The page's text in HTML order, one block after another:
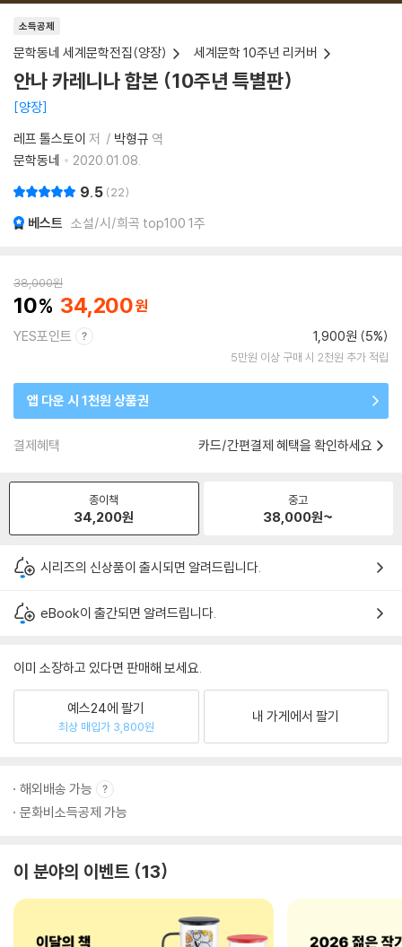
소득공제
문학동네 세계문학전집(양장) 세계문학 10주년 리커버
안나 카레니나 합본 (10주년 특별판)
양장
레프 톨스토이 저 박형규 역
문학동네
2020.01.08.
9.5 22
베스트 소설/시/희곡 top100 1주
38,000원
10 34,200
YES포인트 1,900원 (5%)
5만원 이상 구매 시 2천원 추가 적립
앱 다운 시 1천원 상품권
결제혜택 카드/간편결제 혜택을 확인하세요
종이책
34,200원
중고
38,000원~
시리즈의 신상품이 출시되면 알려드립니다.
eBook이 출간되면 알려드립니다.
이미 소장하고 있다면 판매해 보세요.
예스24에 팔기
최상 매입가 3,800원
내 가게에서 팔기
해외배송 가능
문화비소득공제 가능
이 분야의 이벤트 13